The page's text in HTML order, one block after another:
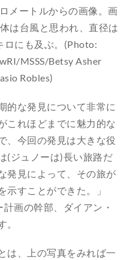
メートルからの画像。画
は台風と思われ、直径は
ロにも及ぶ。(Photo:
MSSS/Betsy Asher
Robles)
的な発見について非常に
これほどまでに魅力的な
、今回の発見は大きな役
(ジュノーは)長い旅路だ
発見によって、その旅が
示すことができた。」
画の幹部、ダイアン・
。
は、上の写真をみれば一